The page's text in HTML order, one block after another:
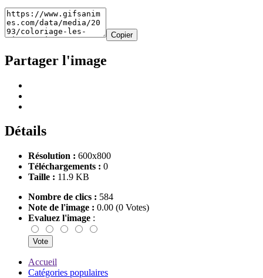
Copier
Partager l'image
Détails
Résolution : 600x800
Téléchargements : 0
Taille : 11.9 KB
Nombre de clics : 584
Note de l'image : 0.00 (0 Votes)
Evaluez l'image :
Accueil
Catégories populaires